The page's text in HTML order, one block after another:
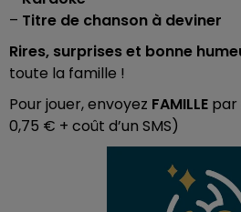
– Titre de chanson à deviner
Rires, surprises et bonne
toute la famille !
Pour jouer, envoyez FAMILLE par
0,75 € + coût d’un SMS)